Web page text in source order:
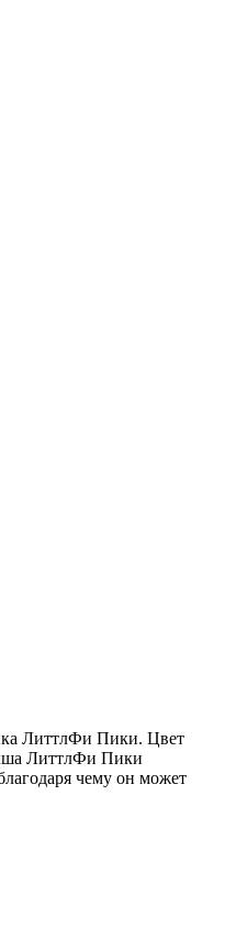
ЛиттлФи Пики. Цвет
ЛиттлФи Пики
чему он может